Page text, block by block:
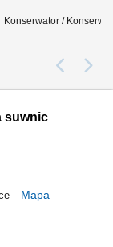
Konserwator /
suwnic
Mapa